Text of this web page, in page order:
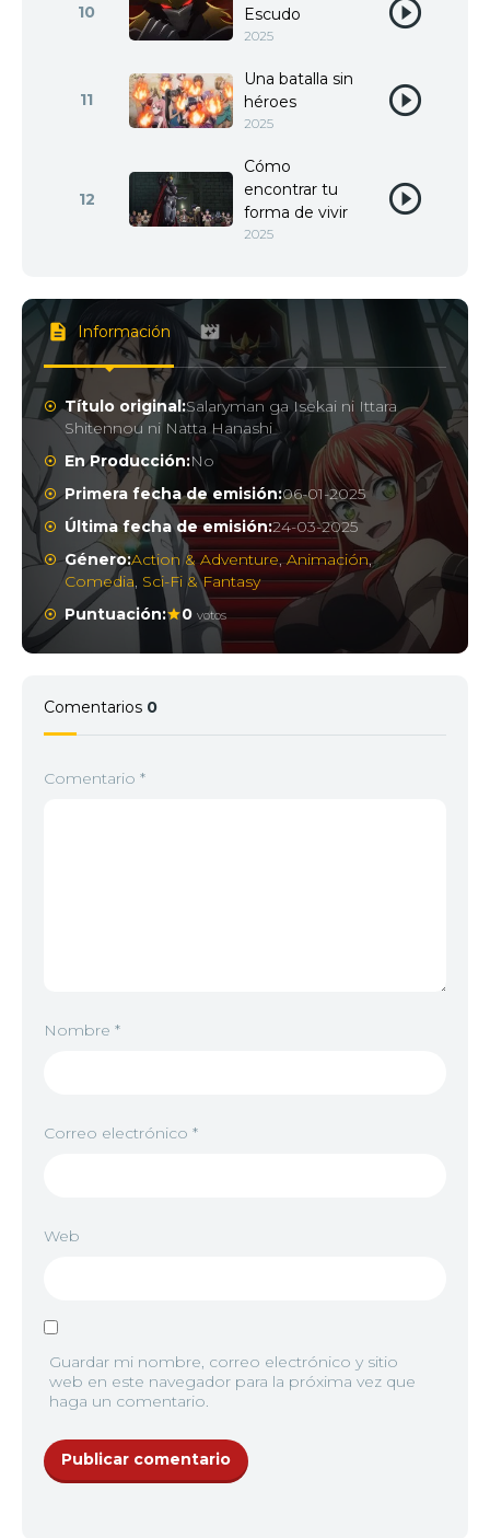
10
Escudo
2025
11
Una batalla sin
héroes
2025
12
Cómo
encontrar tu
forma de vivir
2025
Información
Título original:Salaryman ga Isekai ni Ittara
Shitennou ni Natta Hanashi
En Producción:No
Primera fecha de emisión:06-01-2025
Última fecha de emisión:24-03-2025
Género:Action & Adventure,Animación,
Comedia, Sci-Fi & Fantasy
Puntuación:
0 votos
Comentarios 0
Comentario *
Nombre *
Correo electrónico *
Web
Guardar mi nombre, correo electrónico y sitio
web en este navegador para la próxima vez que
haga un comentario.